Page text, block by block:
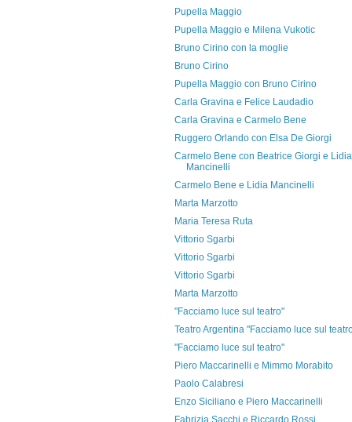
Pupella Maggio
Pupella Maggio e Milena Vukotic
Bruno Cirino con la moglie
Bruno Cirino
Pupella Maggio con Bruno Cirino
Carla Gravina e Felice Laudadio
Carla Gravina e Carmelo Bene
Ruggero Orlando con Elsa De Giorgi
Carmelo Bene con Beatrice Giorgi e Lidia
Mancinelli
Carmelo Bene e Lidia Mancinelli
Marta Marzotto
Maria Teresa Ruta
Vittorio Sgarbi
Vittorio Sgarbi
Vittorio Sgarbi
Marta Marzotto
"Facciamo luce sul teatro"
Teatro Argentina "Facciamo luce sul
"Facciamo luce sul teatro"
Piero Maccarinelli e Mimmo Morabito
Paolo Calabresi
Enzo Siciliano e Piero Maccarinelli
Fabrizia Sacchi e Riccardo Rossi